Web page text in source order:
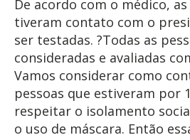
De acordo com o médico,
tiveram contato com o
ser testadas. ?Todas as
consideradas e avaliadas
Vamos considerar como
pessoas que estiveram por
respeitar o isolamento
o uso de máscara. Então